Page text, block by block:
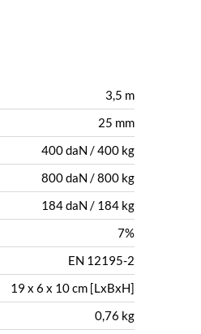
3,5 m
25 mm
400 daN / 400 kg
800 daN / 800 kg
184 daN / 184 kg
7%
EN 12195-2
19 x 6 x 10 cm [LxBxH]
0,76 kg